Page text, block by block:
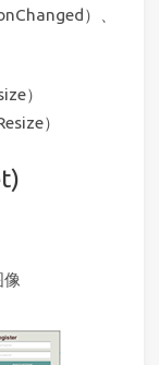
）、
）
）
像